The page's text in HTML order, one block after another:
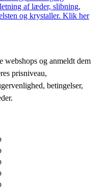
af læder, slibning,
og krystaller. Klik her
webshops og anmeldt dem
prisniveau,
betingelser,